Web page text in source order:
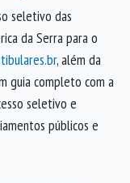
seletivo das
da Serra para o
, além da
guia completo com a
seletivo e
públicos e